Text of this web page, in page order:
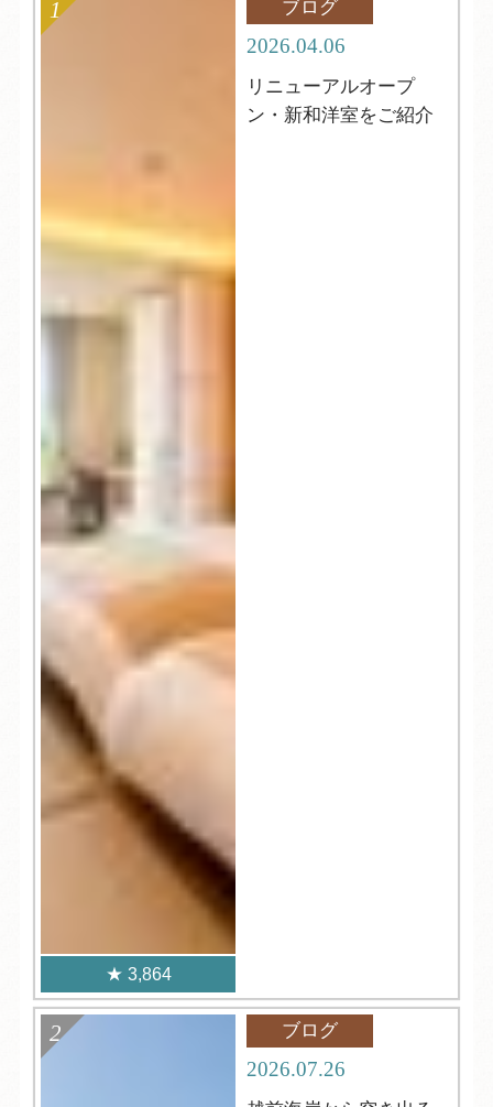
3,864
ブログ
2026.04.06
リニューアルオープ
ン・新和洋室をご紹介
ブログ
2026.07.26